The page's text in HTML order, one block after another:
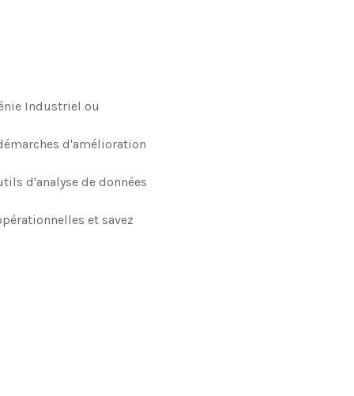
Industriel ou
d'amélioration
d'analyse de données
et savez